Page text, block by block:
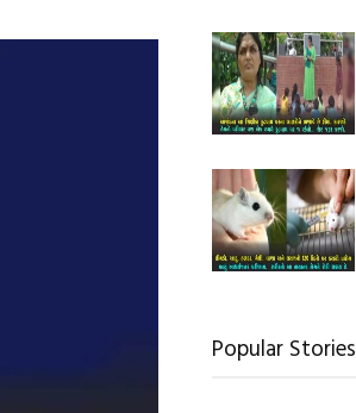
Popular Stories